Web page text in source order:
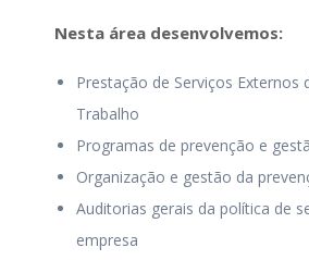
Nesta área desenvolvemos:
Prestação de Serviços Externos
Trabalho
Programas de prevenção e
Organização e gestão da
Auditorias gerais da política de
empresa